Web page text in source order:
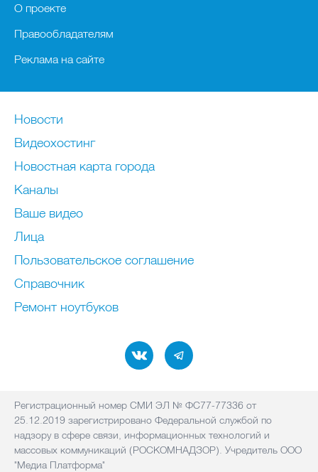
О проекте
Правообладателям
Реклама на сайте
Новости
Видеохостинг
Новостная карта города
Каналы
Ваше видео
Лица
Пользовательское соглашение
Справочник
Ремонт нoутбуков
Регистрационный номер СМИ ЭЛ № ФС77-77336 от
25.12.2019 зарегистрировано Федеральной службой по
надзору в сфере связи, информационных технологий и
массовых коммуникаций (РОСКОМНАДЗОР). Учредитель ООО
"Медиа Платформа"